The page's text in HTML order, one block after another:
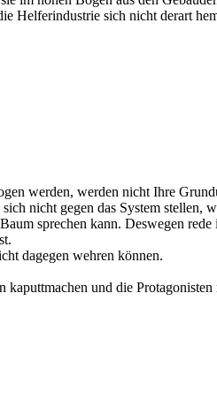
Helferindustrie sich nicht derart
werden, werden nicht Ihre
nicht gegen das System stellen,
sprechen kann. Deswegen
dagegen wehren können.
und die